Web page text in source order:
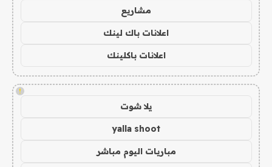
مشاريع
اعلانات باك لينك
اعلانات باكلينك
!
يلا شوت
yalla shoot
مباريات اليوم مباشر